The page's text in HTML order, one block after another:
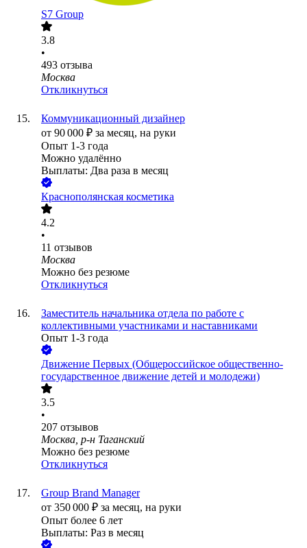
S7 Group
3.8
•
493 отзыва
Москва
Откликнуться
Коммуникационный дизайнер
от 90 000 ₽ за месяц, на руки
Опыт 1-3 года
Можно удалённо
Выплаты: Два раза в месяц
Краснополянская косметика
4.2
•
11 отзывов
Москва
Можно без резюме
Откликнуться
Заместитель начальника отдела по работе с
коллективными участниками и наставниками
Опыт 1-3 года
Движение Первых (Общероссийское общественно-
государственное движение детей и молодежи)
3.5
•
207 отзывов
Москва, р-н Таганский
Можно без резюме
Откликнуться
Group Brand Manager
от 350 000 ₽ за месяц, на руки
Опыт более 6 лет
Выплаты: Раз в месяц